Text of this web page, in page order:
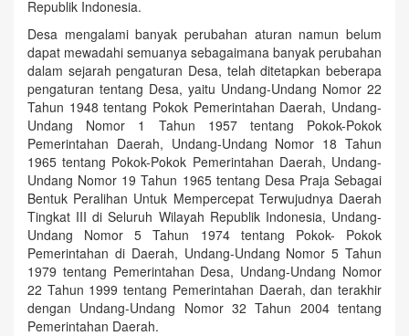
Republik Indonesia.
Desa mengalami banyak perubahan aturan namun belum
dapat mewadahi semuanya sebagaimana banyak perubahan
dalam sejarah pengaturan Desa, telah ditetapkan beberapa
pengaturan tentang Desa, yaitu Undang-Undang Nomor 22
Tahun 1948 tentang Pokok Pemerintahan Daerah, Undang-
Undang Nomor 1 Tahun 1957 tentang Pokok-Pokok
Pemerintahan Daerah, Undang-Undang Nomor 18 Tahun
1965 tentang Pokok-Pokok Pemerintahan Daerah, Undang-
Undang Nomor 19 Tahun 1965 tentang Desa Praja Sebagai
Bentuk Peralihan Untuk Mempercepat Terwujudnya Daerah
Tingkat III di Seluruh Wilayah Republik Indonesia, Undang-
Undang Nomor 5 Tahun 1974 tentang Pokok- Pokok
Pemerintahan di Daerah, Undang-Undang Nomor 5 Tahun
1979 tentang Pemerintahan Desa, Undang-Undang Nomor
22 Tahun 1999 tentang Pemerintahan Daerah, dan terakhir
dengan Undang-Undang Nomor 32 Tahun 2004 tentang
Pemerintahan Daerah.